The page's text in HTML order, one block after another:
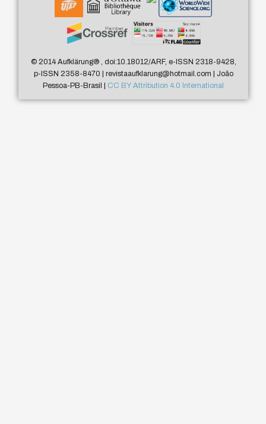
© 2014 Aufklärung®, doi:10.18012/ARF, e-ISSN 2318-9428,
p-ISSN 2358-8470 | revistaaufklarung@hotmail.com | João
Pessoa-PB-Brasil | CC BY Attribution 4.0 International